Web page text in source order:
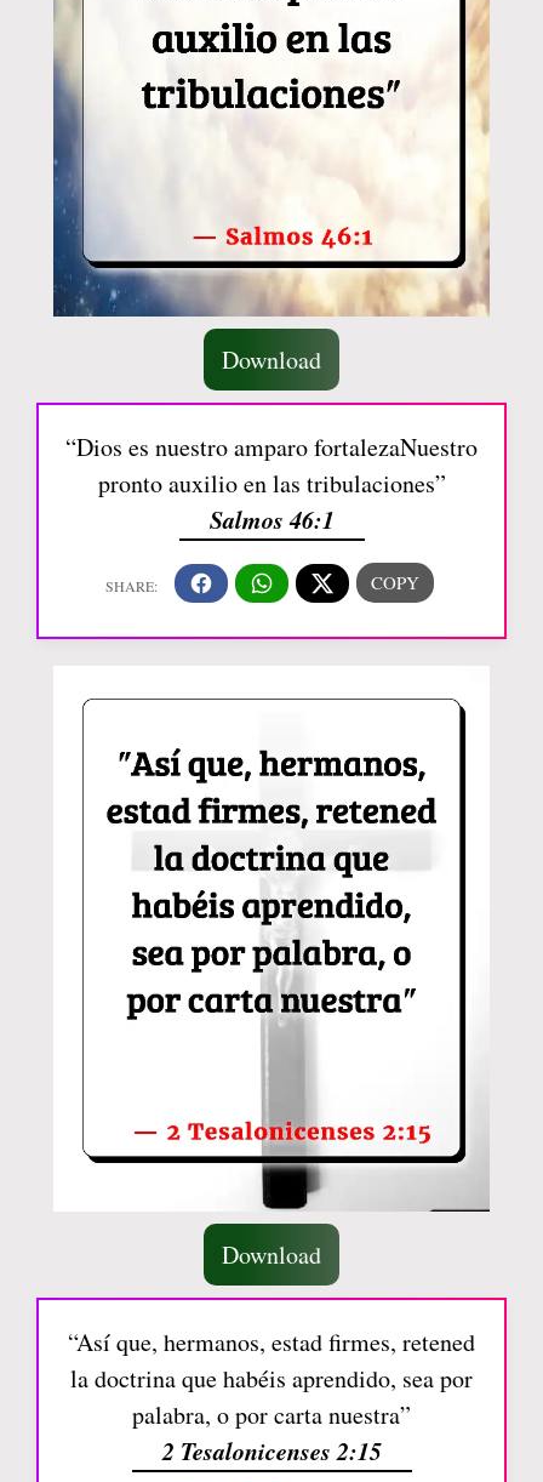
Download
“Dios es nuestro amparo fortalezaNuestro
pronto auxilio en las tribulaciones”
Salmos 46:1
Download
“Así que, hermanos, estad firmes, retened
la doctrina que habéis aprendido, sea por
palabra, o por carta nuestra”
2 Tesalonicenses 2:15